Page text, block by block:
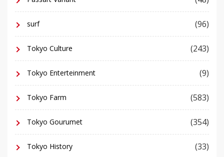
surf (96)
Tokyo Culture (243)
Tokyo Enterteinment (9)
Tokyo Farm (583)
Tokyo Gourumet (354)
Tokyo History (33)